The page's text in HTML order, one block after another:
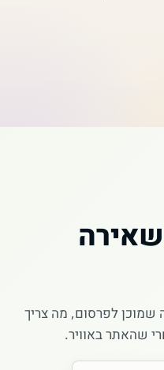
שמוכן לפרסום, מה צריך
שהאתר באוויר.